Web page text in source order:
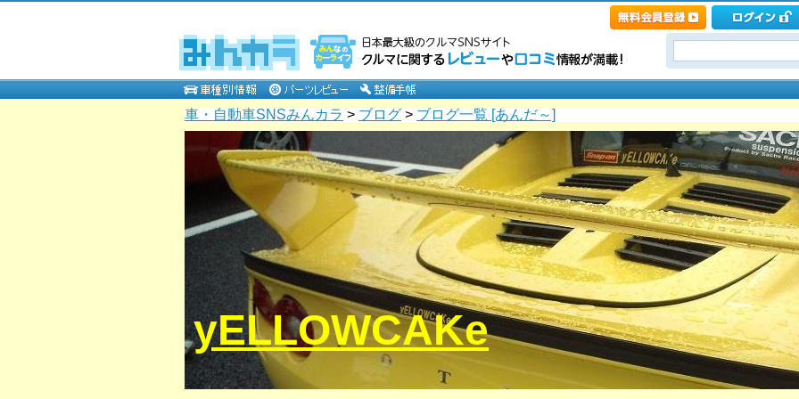
車・自動車SNSみんカラ > ブログ > ブログ一覧 [あんだ～]
yELLOWCAKe